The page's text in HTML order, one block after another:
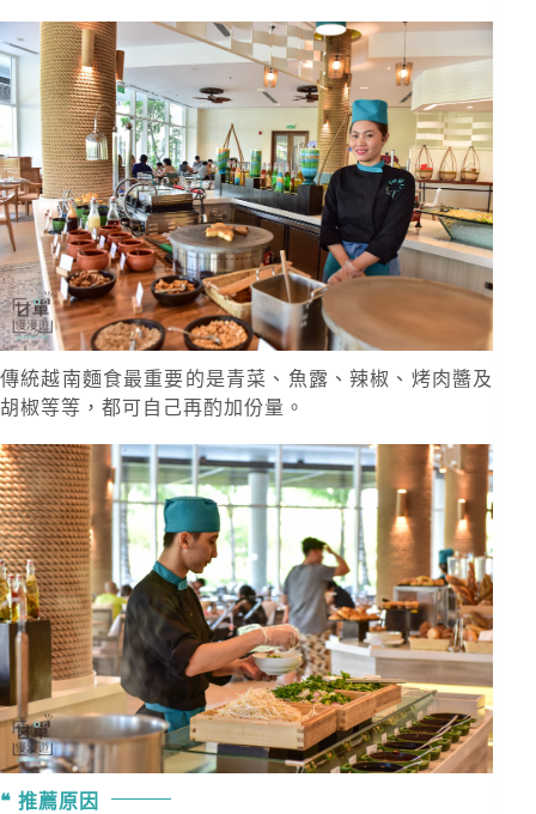
傳統越南麵食最重要的是青菜、魚露、辣椒、烤肉醬及
胡椒等等，都可自己再酌加份量。
推薦原因